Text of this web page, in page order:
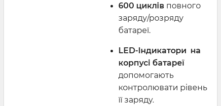
600 циклів повного
заряду/розряду
батареї.
LED-Індикатори на
корпусі батареї
допомогають
контролювати рівень
її заряду.